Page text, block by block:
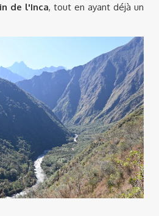
de l'Inca, tout en ayant déjà un